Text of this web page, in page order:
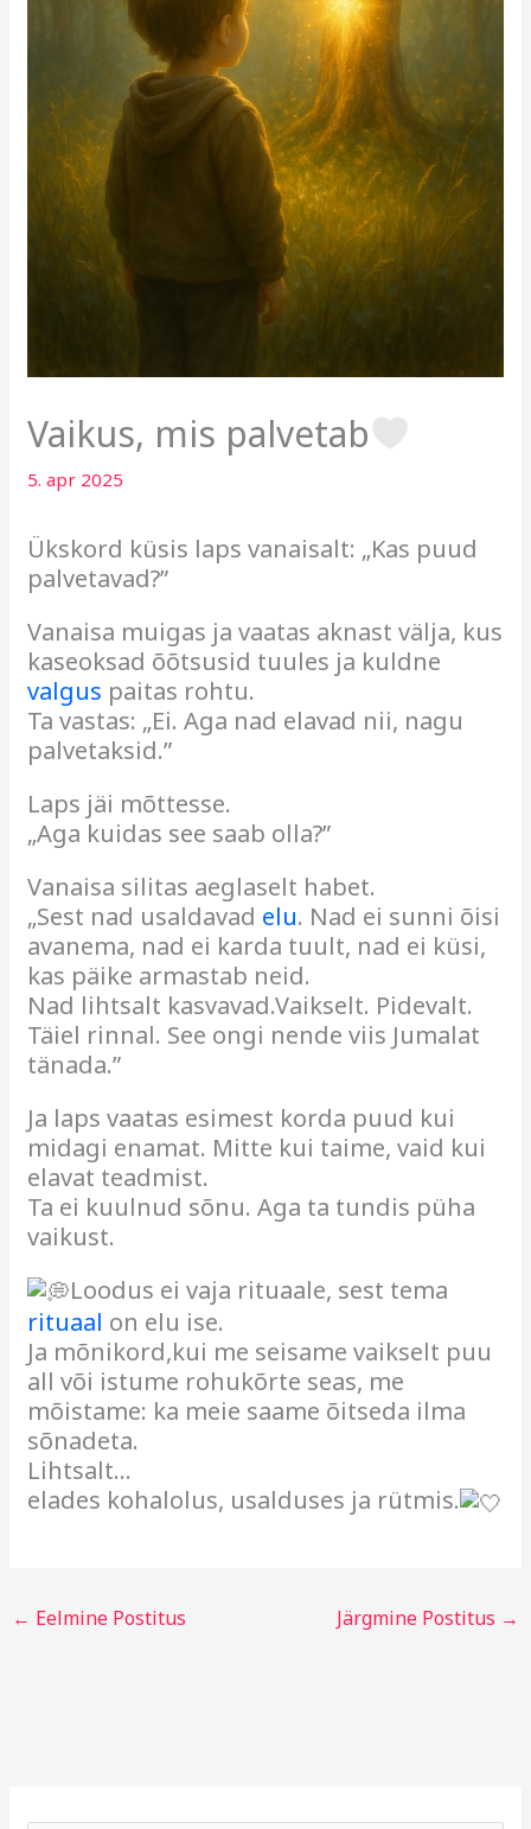
Vaikus, mis palvetab
5. apr 2025
Ükskord küsis laps vanaisalt: „Kas puud
palvetavad?”
Vanaisa muigas ja vaatas aknast välja, kus
kaseoksad õõtsusid tuules ja kuldne
valgus paitas rohtu.
Ta vastas: „Ei. Aga nad elavad nii, nagu
palvetaksid.”
Laps jäi mõttesse.
„Aga kuidas see saab olla?”
Vanaisa silitas aeglaselt habet.
„Sest nad usaldavad elu. Nad ei sunni õisi
avanema, nad ei karda tuult, nad ei küsi,
kas päike armastab neid.
Nad lihtsalt kasvavad.Vaikselt. Pidevalt.
Täiel rinnal. See ongi nende viis Jumalat
tänada.”
Ja laps vaatas esimest korda puud kui
midagi enamat. Mitte kui taime, vaid kui
elavat teadmist.
Ta ei kuulnud sõnu. Aga ta tundis püha
vaikust.
Loodus ei vaja rituaale, sest tema
rituaal on elu ise.
Ja mõnikord,kui me seisame vaikselt puu
all või istume rohukõrte seas, me
mõistame: ka meie saame õitseda ilma
sõnadeta.
Lihtsalt…
elades kohalolus, usalduses ja rütmis.
← Eelmine Postitus Järgmine Postitus →